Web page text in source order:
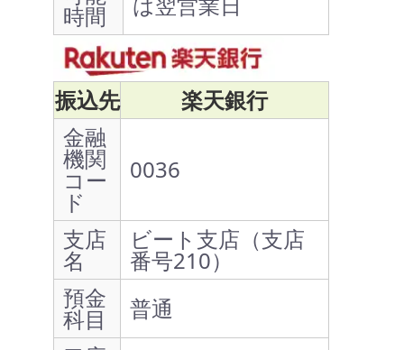
時間
振込先
楽天銀行
金融
機関
コー
ド
0036
支店
名
ビート支店（支店
番号210）
預金
科目
普通